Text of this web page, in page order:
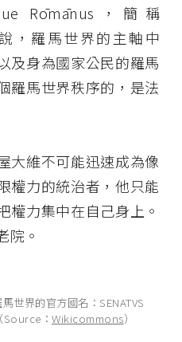
Rōmānus，簡稱
，羅馬世界的主軸中
及身為國家公民的羅馬
羅馬世界秩序的，是法
大維不可能迅速成為像
權力的統治者，他只能
權力集中在自己身上。
院。
世界的官方國名：SENATVS
Source： Wikicommons）